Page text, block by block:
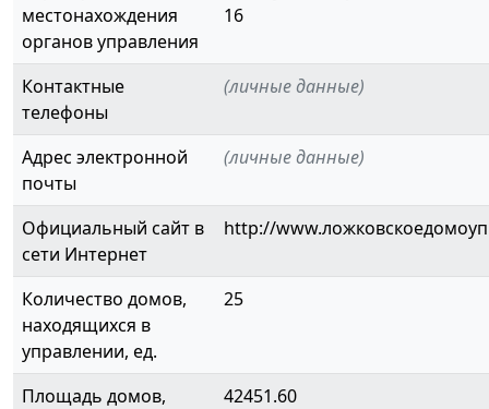
местонахождения
органов управления
16
Контактные
телефоны
(личные данные)
Адрес электронной
почты
(личные данные)
Официальный сайт в
сети Интернет
http://
Количество домов,
находящихся в
управлении, ед.
25
Площадь домов,
42451.60